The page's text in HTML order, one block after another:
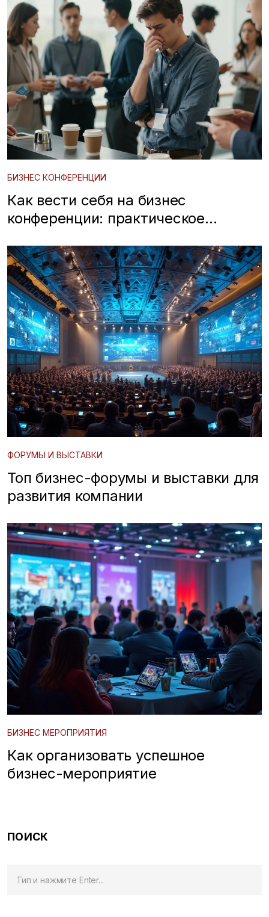
БИЗНЕС КОНФЕРЕНЦИИ
Как вести себя на бизнес
конференции: практическое
опытных
ФОРУМЫ И ВЫСТАВКИ
Топ бизнес-форумы и выставки для
развития компании
БИЗНЕС МЕРОПРИЯТИЯ
Как организовать успешное
бизнес-мероприятие
ПОИСК